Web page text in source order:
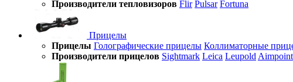
Производители тепловизоров Flir Pulsar Fortuna
Прицелы
Прицелы Голографические прицелы Коллиматорные
Производители прицелов Sightmark Leica Leupold Aimpoint